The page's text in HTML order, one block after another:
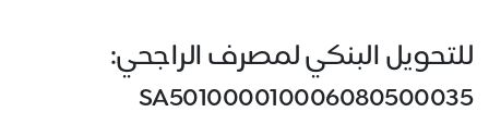
للتحويل البنكي لمصرف الراجحي:
SA501000010006080500035